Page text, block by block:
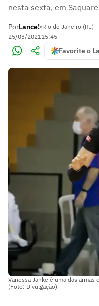
nesta sexta, em
PorLance!•Rio de Janeiro (RJ)
25/03/202115:45
Favorite o
Vanessa Janke é uma das armas
(Foto: Divulgação)